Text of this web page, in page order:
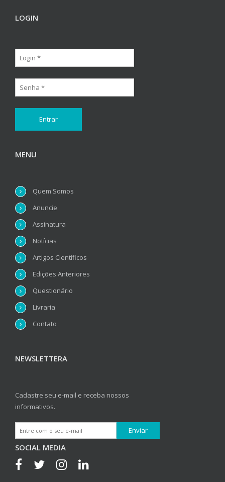
LOGIN
MENU
Quem Somos
Anuncie
Assinatura
Notícias
Artigos Científicos
Edições Anteriores
Questionário
Livraria
Contato
NEWSLETTERA
Cadastre seu e-mail e receba nossos
informativos.
SOCIAL MEDIA